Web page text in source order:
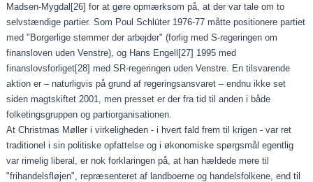
Madsen-Mygdal[26] for at gøre opmærksom på, at der var tale om to
selvstændige partier. Som Poul Schlüter 1976-77 måtte positionere partiet
med "Borgerlige stemmer der arbejder" (forlig med S-regeringen om
finansloven uden Venstre), og Hans Engell[27] 1995 med
finanslovsforliget[28] med SR-regeringen uden Venstre. En tilsvarende
aktion er – naturligvis på grund af regeringsansvaret – endnu ikke set
siden magtskiftet 2001, men presset er der fra tid til anden i både
folketingsgruppen og partiorganisationen.
At Christmas Møller i virkeligheden - i hvert fald frem til krigen - var ret
traditionel i sin politiske opfattelse og i økonomiske spørgsmål egentlig
var rimelig liberal, er nok forklaringen på, at han hældede mere til
"frihandelsfløjen", repræsenteret af landboerne og handelsfolkene, end til